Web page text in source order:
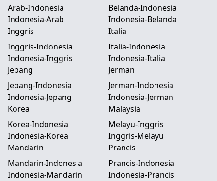
Arab-Indonesia
Indonesia-Arab
Belanda-Indonesia
Indonesia-Belanda
Inggris
Inggris-Indonesia
Indonesia-Inggris
Italia
Italia-Indonesia
Indonesia-Italia
Jepang
Jepang-Indonesia
Indonesia-Jepang
Jerman
Jerman-Indonesia
Indonesia-Jerman
Korea
Korea-Indonesia
Indonesia-Korea
Malaysia
Melayu-Inggris
Inggris-Melayu
Mandarin
Mandarin-Indonesia
Indonesia-Mandarin
Prancis
Prancis-Indonesia
Indonesia-Prancis